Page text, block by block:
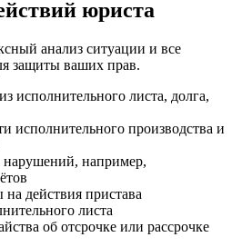
юриста
анализ ситуации и все
защиты ваших прав.
исполнительного листа, долга,
исполнительного производства и
нарушений, например,
действия пристава
листа
об отсрочке или рассрочке